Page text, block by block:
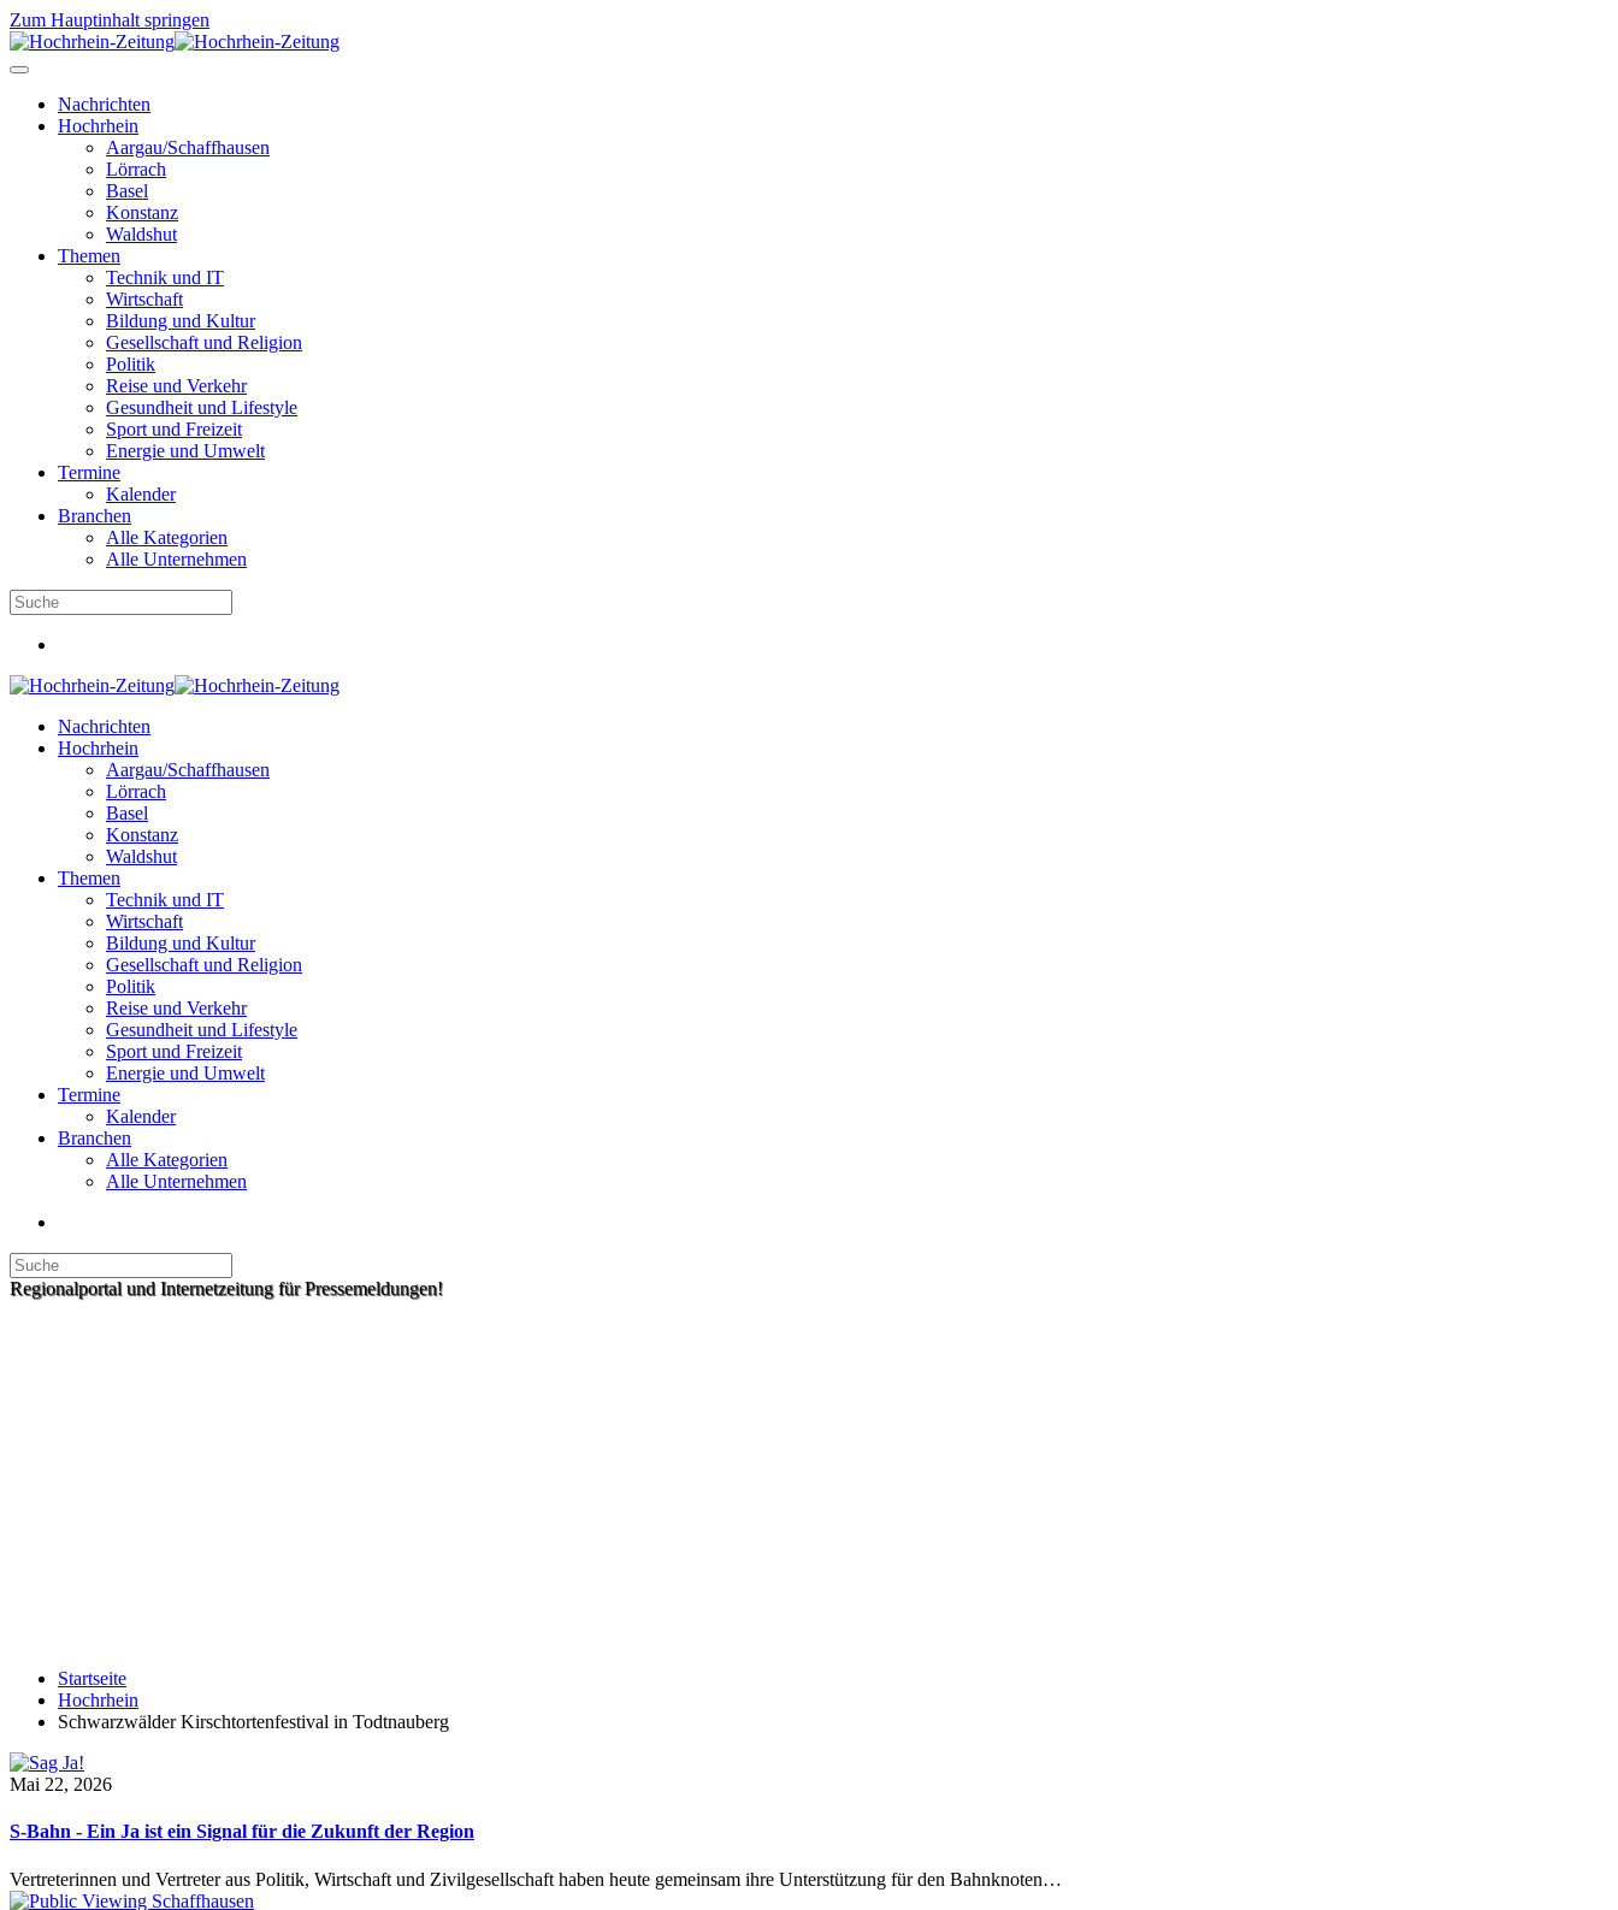
Zum Hauptinhalt springen
Nachrichten
Hochrhein
Aargau/Schaffhausen
Lörrach
Basel
Konstanz
Waldshut
Themen
Technik und IT
Wirtschaft
Bildung und Kultur
Gesellschaft und Religion
Politik
Reise und Verkehr
Gesundheit und Lifestyle
Sport und Freizeit
Energie und Umwelt
Termine
Kalender
Branchen
Alle Kategorien
Alle Unternehmen
Nachrichten
Hochrhein
Aargau/Schaffhausen
Lörrach
Basel
Konstanz
Waldshut
Themen
Technik und IT
Wirtschaft
Bildung und Kultur
Gesellschaft und Religion
Politik
Reise und Verkehr
Gesundheit und Lifestyle
Sport und Freizeit
Energie und Umwelt
Termine
Kalender
Branchen
Alle Kategorien
Alle Unternehmen
Regionalportal und Internetzeitung für Pressemeldungen!
Startseite
Hochrhein
Schwarzwälder Kirschtortenfestival in Todtnauberg
Mai 22, 2026
S-Bahn - Ein Ja ist ein Signal für die Zukunft der Region
Vertreterinnen und Vertreter aus Politik, Wirtschaft und Zivilgesellschaft haben heute gemeinsam ihre Unterstützung für den Bahnknoten…